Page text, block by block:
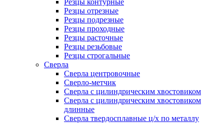
Резцы контурные
Резцы отрезные
Резцы подрезные
Резцы проходные
Резцы расточные
Резцы резьбовые
Резцы строгальные
Сверла
Сверла центровочные
Сверло-метчик
Сверла с цилиндрическим хвостовиком
Сверла с цилиндрическим хвостовиком
длинные
Сверла твердосплавные ц/х по металлу